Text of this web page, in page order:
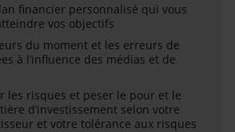
financier personnalisé qui vous
vos objectifs
du moment et les erreurs de
à l’influence des médias et de
les risques et peser le pour et le
d’investissement selon votre
et votre tolérance aux risques